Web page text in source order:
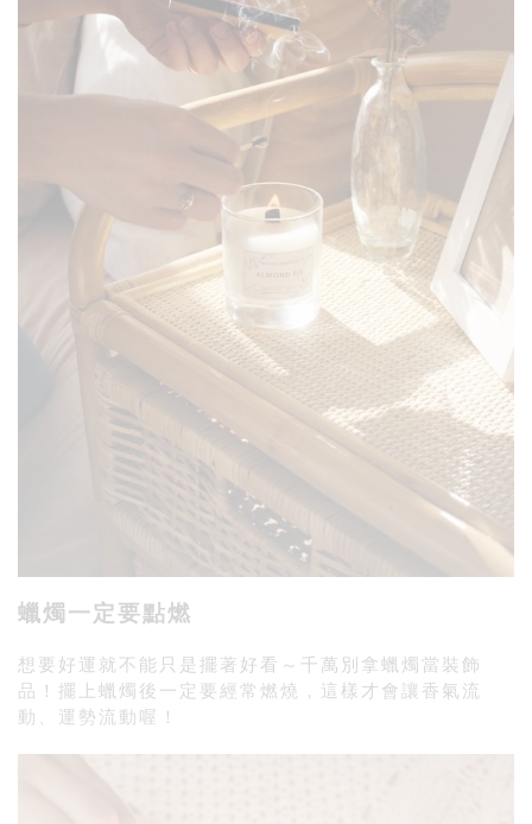
蠟燭一定要點燃
想要好運就不能只是擺著好看～千萬別拿蠟燭當裝飾
品！擺上蠟燭後一定要經常燃燒，這樣才會讓香氣流
動、運勢流動喔！